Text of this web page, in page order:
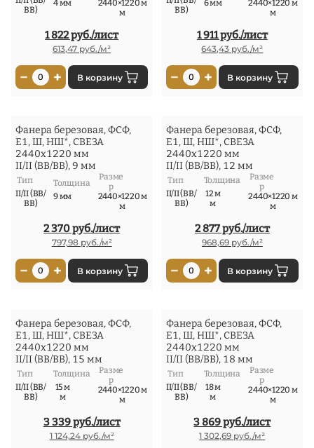
ВВ)
4 мм
2440×1220 м
м
1 822 руб./лист
613,47 руб./м²
− 0 + В корзину
ВВ)
6 мм
2440×1220 м
м
1 911 руб./лист
643,43 руб./м²
− 0 + В корзину
Фанера березовая, ФСФ,
Е1, Ш, НШ*, СВЕЗА
2440x1220 мм
II/II (ВВ/ВВ), 9 мм
Тип
II/II (ВВ/
ВВ)
Толщина
9 мм
Разме
р
2440×1220 м
м
2 370 руб./лист
797,98 руб./м²
− 0 + В корзину
Фанера березовая, ФСФ,
Е1, Ш, НШ*, СВЕЗА
2440x1220 мм
II/II (ВВ/ВВ), 12 мм
Тип
II/II (ВВ/
ВВ)
Толщина
12 м
м
Разме
р
2440×1220 м
м
2 877 руб./лист
968,69 руб./м²
− 0 + В корзину
Фанера березовая, ФСФ,
Е1, Ш, НШ*, СВЕЗА
2440x1220 мм
II/II (ВВ/ВВ), 15 мм
Тип
II/II (ВВ/
ВВ)
Толщина
15 м
м
Разме
р
2440×1220 м
м
3 339 руб./лист
1 124,24 руб./м²
Фанера березовая, ФСФ,
Е1, Ш, НШ*, СВЕЗА
2440x1220 мм
II/II (ВВ/ВВ), 18 мм
Тип
II/II (ВВ/
ВВ)
Толщина
18 м
м
Разме
р
2440×1220 м
м
3 869 руб./лист
1 302,69 руб./м²